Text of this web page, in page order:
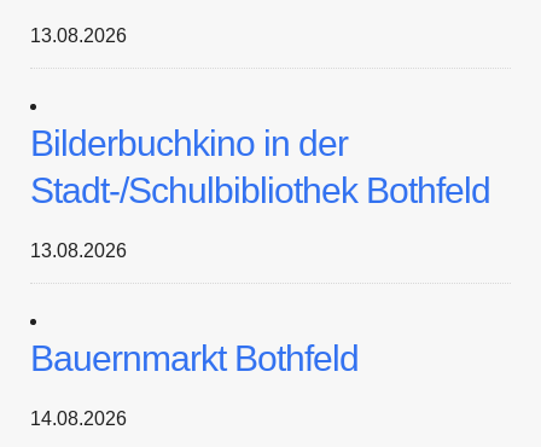
13.08.2026
Bilderbuchkino in der
Stadt-/Schulbibliothek Bothfeld
13.08.2026
Bauernmarkt Bothfeld
14.08.2026